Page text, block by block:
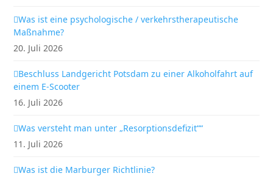
Was ist eine psychologische / verkehrstherapeutische
Maßnahme?
20. Juli 2026
Beschluss Landgericht Potsdam zu einer Alkoholfahrt auf
einem E-Scooter
16. Juli 2026
Was versteht man unter „Resorptionsdefizit““
11. Juli 2026
Was ist die Marburger Richtlinie?